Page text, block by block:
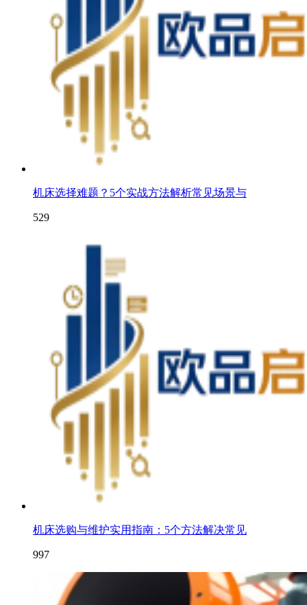
机床选择难题？5个实战方法解析常见场景与
529
机床选购与维护实用指南：5个方法解决常见
997